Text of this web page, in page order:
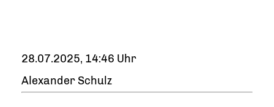
28.07.2025, 14:46 Uhr
Alexander Schulz